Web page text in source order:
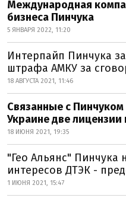
Международная
бизнеса Пинчука
5 ЯНВАРЯ 2022, 11:20
Интерпайп Пинчука
штрафа АМКУ за
18 АВГУСТА 2021, 11:46
Связанные с
Украине две
18 ИЮНЯ 2021, 19:35
"Гео Альянс" Пинчука
интересов ДТЭК -
1 ИЮНЯ 2021, 15:47